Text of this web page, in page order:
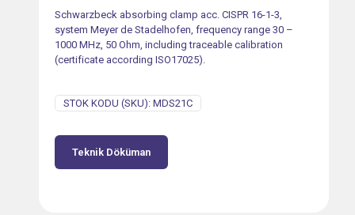
Schwarzbeck absorbing clamp acc. CISPR 16-1-3,
system Meyer de Stadelhofen, frequency range 30 –
1000 MHz, 50 Ohm, including traceable calibration
(certificate according ISO17025).
STOK KODU (SKU): MDS21C
Teknik Döküman